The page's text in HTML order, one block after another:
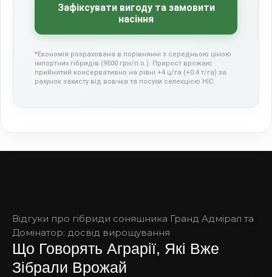
Зафіксувати вигоду та замовити
насіння
*Економія розрахована в порівнянні з середньою ціною
імпортних гібридів (9500 грн/п.о.). Прирост врожаю
прийнятий консервативно на рівні +4 ц/га (+0.4 т/га) за
рахунок захисту від вовчка та посухи селекцією НІС.
Відгуки про гібриди соняшника Гранд Адмірал та
Домінатор: досвід вирощування
Що Говорять Аграрії, Які Вже
Зібрали Врожай